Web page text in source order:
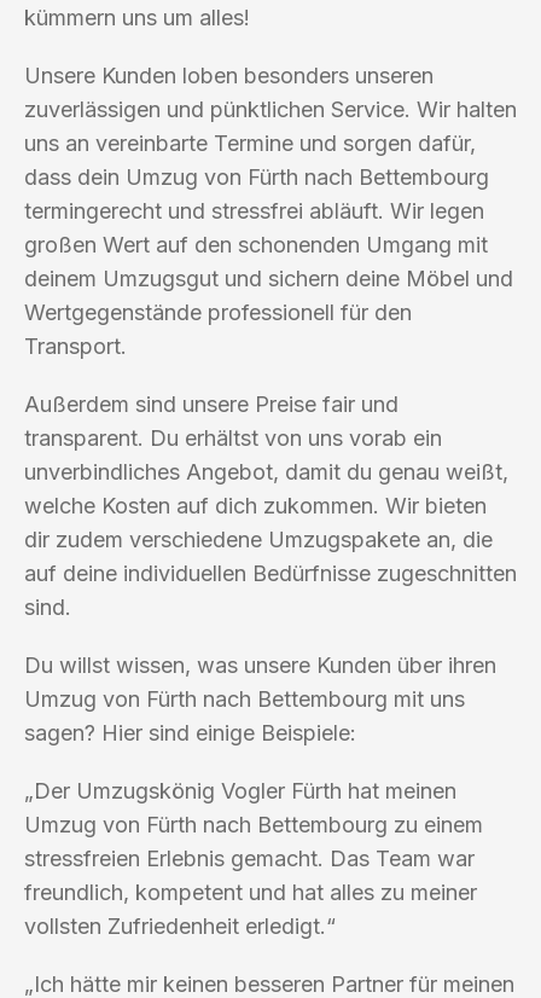
kümmern uns um alles!
Unsere Kunden loben besonders unseren
zuverlässigen und pünktlichen Service. Wir halten
uns an vereinbarte Termine und sorgen dafür,
dass dein Umzug von Fürth nach Bettembourg
termingerecht und stressfrei abläuft. Wir legen
großen Wert auf den schonenden Umgang mit
deinem Umzugsgut und sichern deine Möbel und
Wertgegenstände professionell für den
Transport.
Außerdem sind unsere Preise fair und
transparent. Du erhältst von uns vorab ein
unverbindliches Angebot, damit du genau weißt,
welche Kosten auf dich zukommen. Wir bieten
dir zudem verschiedene Umzugspakete an, die
auf deine individuellen Bedürfnisse zugeschnitten
sind.
Du willst wissen, was unsere Kunden über ihren
Umzug von Fürth nach Bettembourg mit uns
sagen? Hier sind einige Beispiele:
„Der Umzugskönig Vogler Fürth hat meinen
Umzug von Fürth nach Bettembourg zu einem
stressfreien Erlebnis gemacht. Das Team war
freundlich, kompetent und hat alles zu meiner
vollsten Zufriedenheit erledigt.“
„Ich hätte mir keinen besseren Partner für meinen